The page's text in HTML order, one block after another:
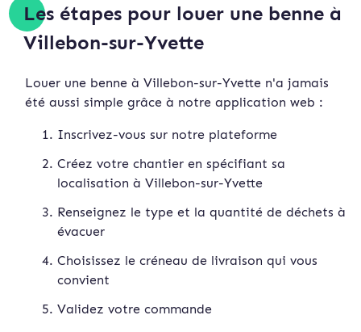
Les étapes pour louer une benne à
Villebon-sur-Yvette
Louer une benne à Villebon-sur-Yvette n'a jamais
été aussi simple grâce à notre application web :
Inscrivez-vous sur notre plateforme
Créez votre chantier en spécifiant sa
localisation à Villebon-sur-Yvette
Renseignez le type et la quantité de déchets à
évacuer
Choisissez le créneau de livraison qui vous
convient
Validez votre commande